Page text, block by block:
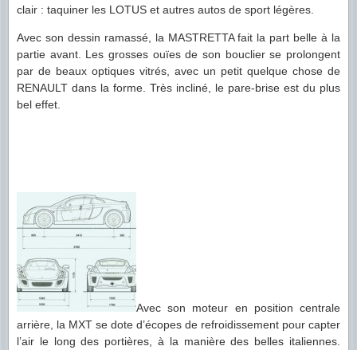
clair : taquiner les LOTUS et autres autos de sport légères.
Avec son dessin ramassé, la MASTRETTA fait la part belle à la
partie avant. Les grosses ouïes de son bouclier se prolongent
par de beaux optiques vitrés, avec un petit quelque chose de
RENAULT dans la forme. Très incliné, le pare-brise est du plus
bel effet.
Avec son moteur en position centrale
arrière, la MXT se dote d’écopes de refroidissement pour capter
l’air le long des portières, à la manière des belles italiennes.